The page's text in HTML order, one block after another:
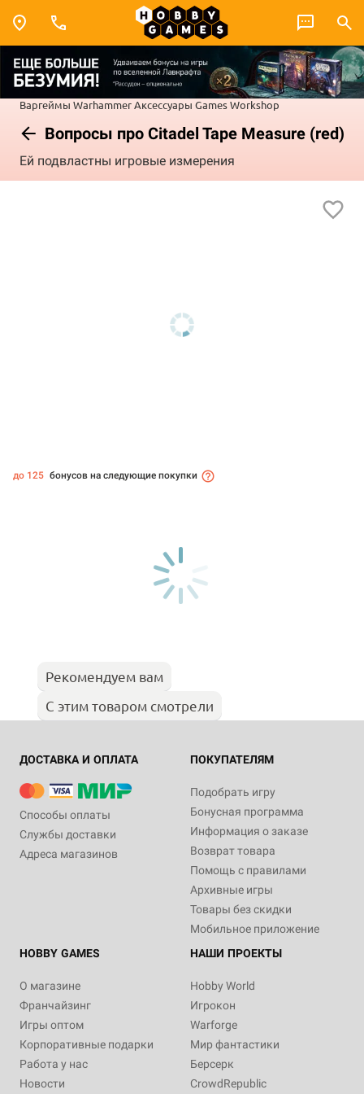
Варгеймы WarhammerАксессуары Games Workshop
Вопросы про Citadel Tape Measure (red)
Ей подвластны игровые измерения
до 125 бонусов на следующие покупки
Рекомендуем вам
С этим товаром смотрели
ДОСТАВКА И ОПЛАТА
Способы оплаты
Службы доставки
Адреса магазинов
ПОКУПАТЕЛЯМ
Подобрать игру
Бонусная программа
Информация о заказе
Возврат товара
Помощь с правилами
Архивные игры
Товары без скидки
Мобильное приложение
HOBBY GAMES
О магазине
Франчайзинг
Игры оптом
Корпоративные подарки
Работа у нас
Новости
НАШИ ПРОЕКТЫ
Hobby World
Игрокон
Warforge
Мир фантастики
Берсерк
CrowdRepublic